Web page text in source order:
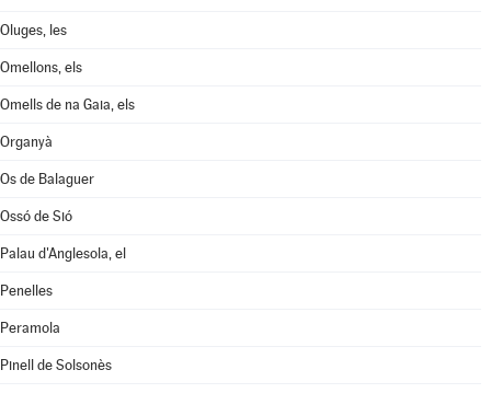
Oluges, les
Omellons, els
Omells de na Gaia, els
Organyà
Os de Balaguer
Ossó de Sió
Palau d'Anglesola, el
Penelles
Peramola
Pinell de Solsonès